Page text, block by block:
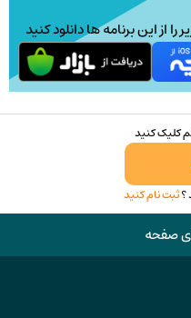
صفحه
محصول
انتخاب
از این برنامه ها دانلود کنید
کلیک کنید
؟ثبت نام کنید
صفحه